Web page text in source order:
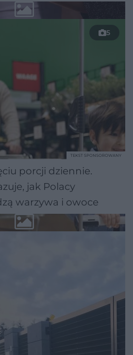
5
porcji dziennie.
jak Polacy
warzywa i owoce
TEKST SPONSOROWANY